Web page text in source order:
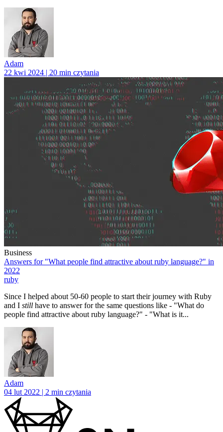
Adam
22 kwi 2024 | 20 min czytania
Business
Answers for "What people find attractive about ruby language?" in
2022
ruby
Since I helped about 50-60 people to start their journey with Ruby
and I still have to answer for the same questions like - "What do
people find attractive about ruby language?" - "What is it...
Adam
04 lut 2022 | 2 min czytania